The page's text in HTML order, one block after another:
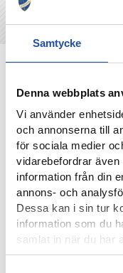
Samtycke
Denna webbplats
Vi använder
och annonserna till
för sociala medier
vidarebefordrar
information från din
annons- och
Dessa kan i sin tur
information som du
samlat in när du har